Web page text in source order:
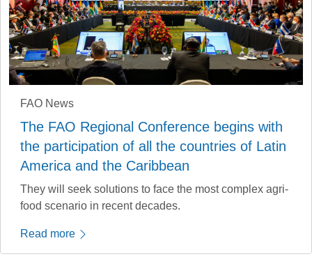
FAO News
The FAO Regional Conference begins with
the participation of all the countries of Latin
America and the Caribbean
They will seek solutions to face the most complex agri-
food scenario in recent decades.
Read more